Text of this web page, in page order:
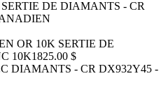
OR 10K SERTIE DE
10K1825.00 $